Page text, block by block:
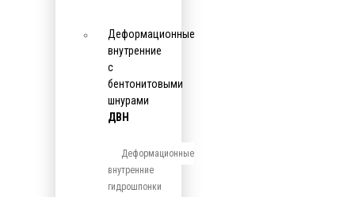
Деформационные
внутренние
с
бентонитовыми
шнурами
ДВН
Деформационные
внутренние
гидрошпонки